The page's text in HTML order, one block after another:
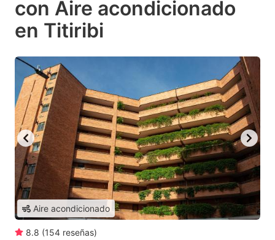
con Aire acondicionado
en Titiribi
Aire acondicionado
8.8 (154 reseñas)